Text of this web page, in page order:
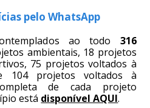
pelo WhatsApp
ao todo 316
ambientais, 18 projetos
75 projetos voltados à
104 projetos voltados à
de cada projeto
está disponível AQUI.